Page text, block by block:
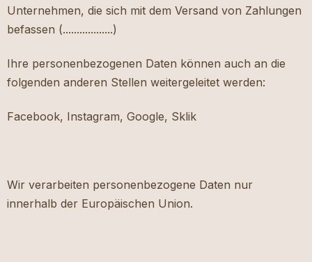
Unternehmen, die sich mit dem Versand von Zahlungen
befassen (..................)
Ihre personenbezogenen Daten können auch an die
folgenden anderen Stellen weitergeleitet werden:
Facebook, Instagram, Google, Sklik
Wir verarbeiten personenbezogene Daten nur
innerhalb der Europäischen Union.